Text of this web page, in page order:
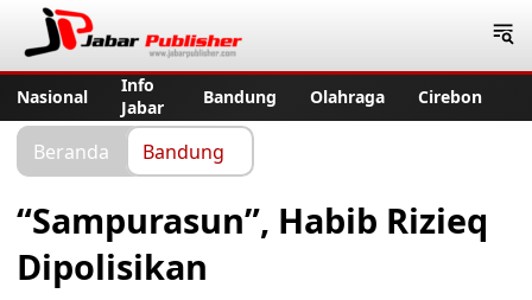
Nasional
Info
Jabar
Bandung Olahraga Cirebon
Beranda Bandung
“Sampurasun”, Habib Rizieq
Dipolisikan